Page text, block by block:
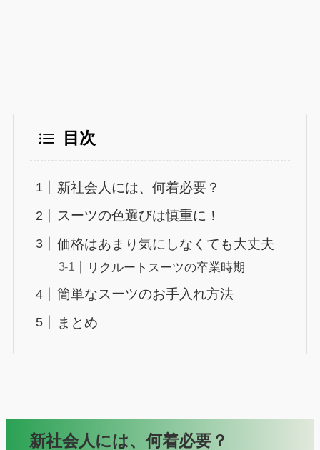
目次
新社会人には、何着必要？
スーツの色選びは慎重に！
価格はあまり気にしなくても大丈夫
リクルートスーツの卒業時期
簡単なスーツのお手入れ方法
まとめ
新社会人には、何着必要？